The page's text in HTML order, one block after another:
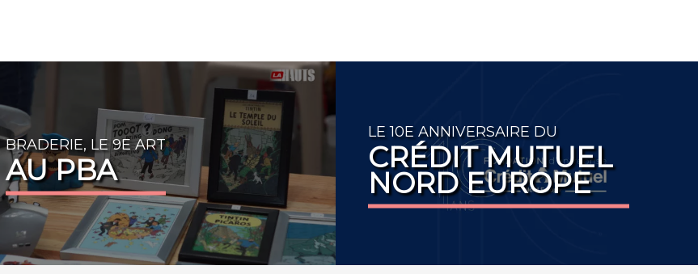
BRADERIE, LE 9E ART
AU PBA
LE 10E ANNIVERSAIRE DU
CRÉDIT MUTUEL
NORD EUROPE